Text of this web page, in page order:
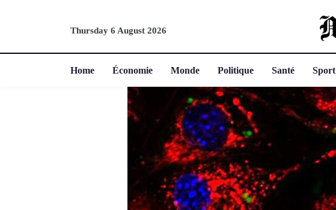
Thursday 6 August 2026
Home Économie Monde Politique Santé Sport